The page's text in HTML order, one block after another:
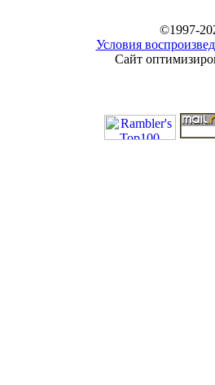
©1997-
Условия
Сайт